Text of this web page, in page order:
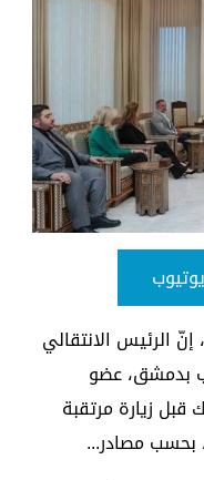
الرئيس الانتقالي
بدمشق، عضو
قبل زيارة مرتقبة
بحسب مصادر...